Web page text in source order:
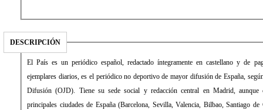
DESCRIPCIÓN
El País es un periódico español, redactado íntegramente en castellano y de pago. Con una media de 431.034
ejemplares diarios, es el periódico no deportivo de mayor difusión de España, según la Oficina de Justificación de la
Difusión (OJD). Tiene su sede social y redacción central en Madrid, aunque cuenta con delegaciones en las
principales ciudades de España (Barcelona, Sevilla, Valencia, Bilbao, Santiago de Compostela) desde las que edita